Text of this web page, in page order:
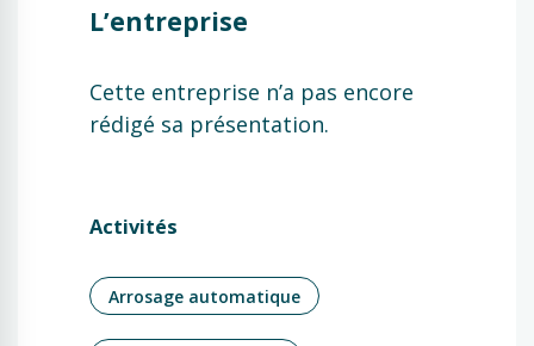
L’entreprise
Cette entreprise n’a pas encore
rédigé sa présentation.
Activités
Arrosage automatique